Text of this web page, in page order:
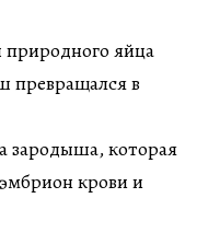
природного яйца
превращался в
зародыша, которая
крови и